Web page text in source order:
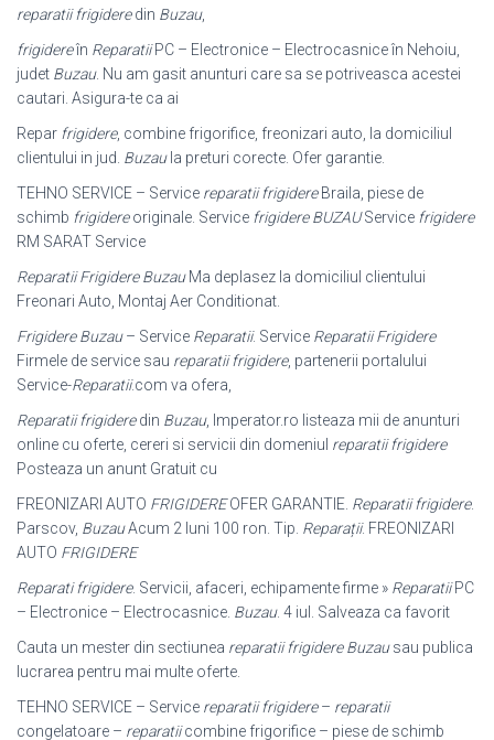
reparatii frigideredin Buzau,
frigidereîn ReparatiiPC – Electronice – Electrocasnice în Nehoiu,
judet Buzau. Nu am gasit anunturi care sa se potriveasca acestei
cautari. Asigura-te ca ai
Repar frigidere, combine frigorifice, freonizari auto, la domiciliul
clientului in jud. Buzaula preturi corecte. Ofer garantie.
TEHNO SERVICE – Service reparatii frigidereBraila, piese de
schimb frigidereoriginale. Service frigidere BUZAUService frigidere
RM SARAT Service
Reparatii Frigidere BuzauMa deplasez la domiciliul clientului
Freonari Auto, Montaj Aer Conditionat.
Frigidere Buzau– Service Reparatii. Service Reparatii Frigidere
Firmele de service sau reparatii frigidere, partenerii portalului
Service-Reparatii.com va ofera,
Reparatii frigideredin Buzau, Imperator.ro listeaza mii de anunturi
online cu oferte, cereri si servicii din domeniul reparatii frigidere
Posteaza un anunt Gratuit cu
FREONIZARI AUTO FRIGIDEREOFER GARANTIE. Reparatii frigidere.
Parscov, BuzauAcum 2 luni 100 ron. Tip. Reparații. FREONIZARI
AUTO FRIGIDERE
Reparati frigidere. Servicii, afaceri, echipamente firme » ReparatiiPC
– Electronice – Electrocasnice. Buzau. 4 iul. Salveaza ca favorit
Cauta un mester din sectiunea reparatii frigidere Buzausau publica
lucrarea pentru mai multe oferte.
TEHNO SERVICE – Service reparatii frigidere– reparatii
congelatoare – reparatiicombine frigorifice – piese de schimb